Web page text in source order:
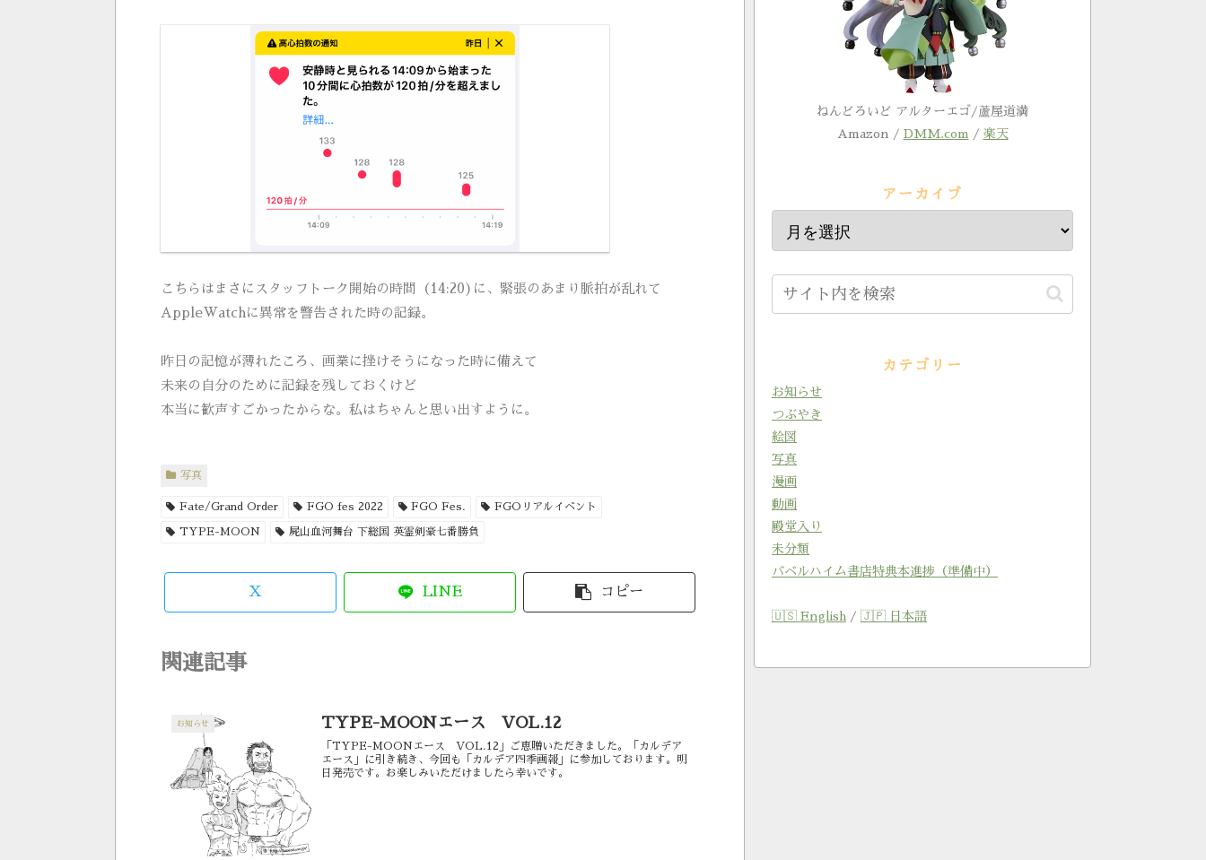
こちらはまさにスタッフトーク開始の時間（14:20)に、緊張のあまり脈拍が乱れて
AppleWatchに異常を警告された時の記録。
昨日の記憶が薄れたころ、画業に挫けそうになった時に備えて
未来の自分のために記録を残しておくけど
本当に歓声すごかったからな。私はちゃんと思い出すように。
写真
Fate/Grand Order FGO fes 2022 FGO Fes. FGOリアルイベント
TYPE-MOON 屍山血河舞台 下総国 英霊剣豪七番勝負
X LINE コピー
関連記事
お知らせ TYPE-MOONエース VOL.12
「TYPE-MOONエース VOL.12」ご恵贈いただきました。「カルデア
エース」に引き続き、今回も「カルデア四季画報」に参加しております。明
日発売です。お楽しみいただけましたら幸いです。
ねんどろいど アルターエゴ/蘆屋道満
Amazon / DMM.com / 楽天
アーカイブ
カテゴリー
お知らせ
つぶやき
絵図
写真
漫画
動画
殿堂入り
未分類
バベルハイム書店特典本進捗（準備中）
🇺🇸 English / 🇯🇵 日本語